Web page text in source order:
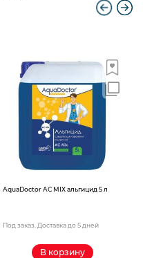
AquaDoctor AС MIX альгицид 5 л
Под заказ. Доставка до 5 дней
В корзину